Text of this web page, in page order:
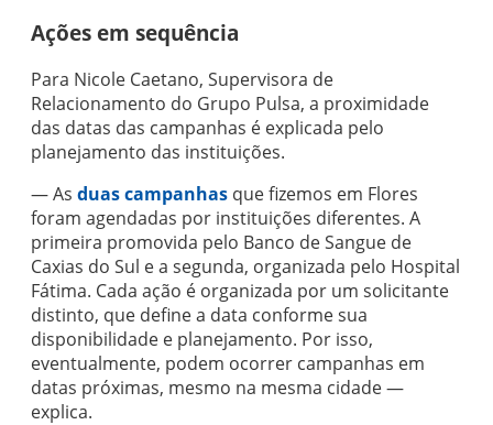
Ações em sequência
Para Nicole Caetano, Supervisora de
Relacionamento do Grupo Pulsa, a proximidade
das datas das campanhas é explicada pelo
planejamento das instituições.
— As duas campanhas que fizemos em Flores
foram agendadas por instituições diferentes. A
primeira promovida pelo Banco de Sangue de
Caxias do Sul e a segunda, organizada pelo Hospital
Fátima. Cada ação é organizada por um solicitante
distinto, que define a data conforme sua
disponibilidade e planejamento. Por isso,
eventualmente, podem ocorrer campanhas em
datas próximas, mesmo na mesma cidade —
explica.